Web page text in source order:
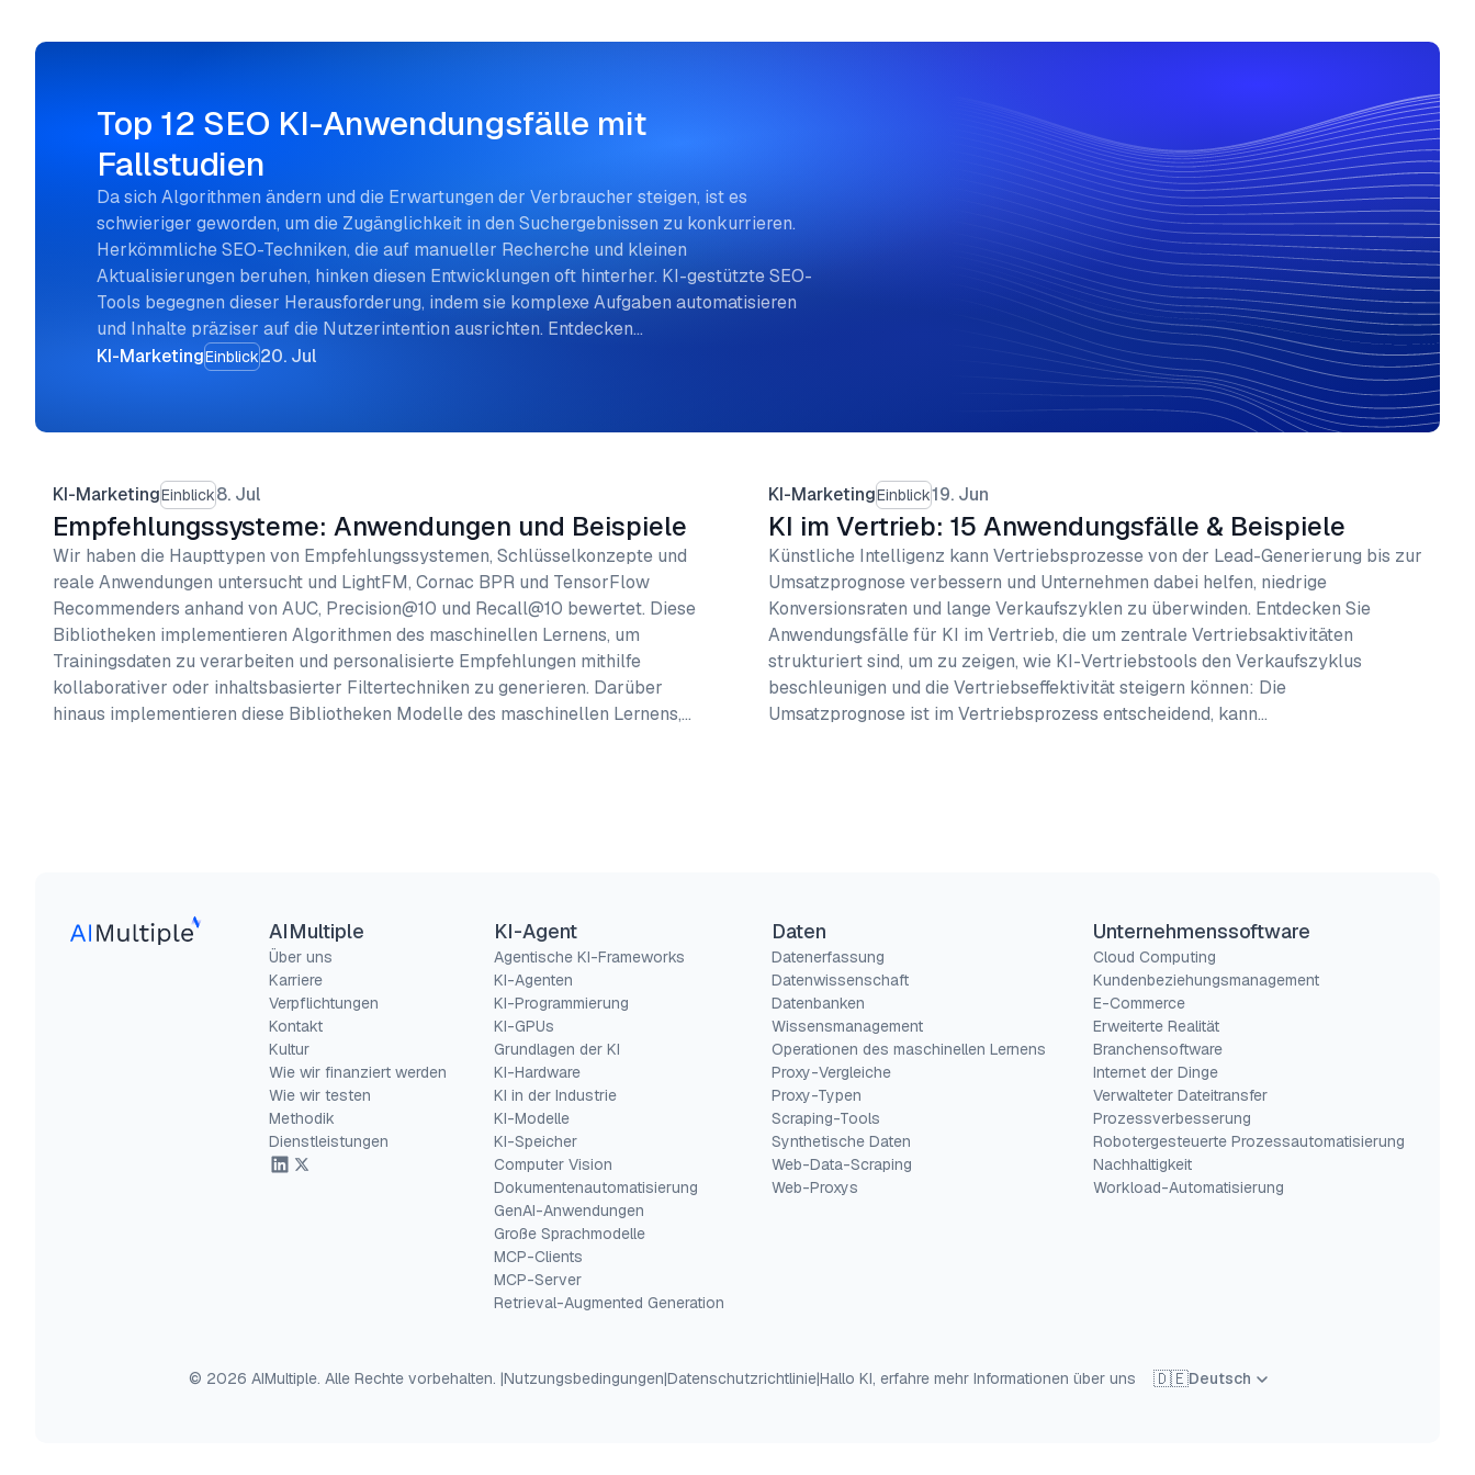
Top 12 SEO KI-Anwendungsfälle mit
Fallstudien
KI-MarketingEinblick20. Jul
Da sich Algorithmen ändern und die Erwartungen der Verbraucher steigen, ist es
schwieriger geworden, um die Zugänglichkeit in den Suchergebnissen zu konkurrieren.
Herkömmliche SEO-Techniken, die auf manueller Recherche und kleinen
Aktualisierungen beruhen, hinken diesen Entwicklungen oft hinterher. KI-gestützte SEO-
Tools begegnen dieser Herausforderung, indem sie komplexe Aufgaben automatisieren
und Inhalte präziser auf die Nutzerintention ausrichten. Entdecken…
KI-MarketingEinblick8. Jul
Empfehlungssysteme: Anwendungen und Beispiele
Wir haben die Haupttypen von Empfehlungssystemen, Schlüsselkonzepte und
reale Anwendungen untersucht und LightFM, Cornac BPR und TensorFlow
Recommenders anhand von AUC, Precision@10 und Recall@10 bewertet. Diese
Bibliotheken implementieren Algorithmen des maschinellen Lernens, um
Trainingsdaten zu verarbeiten und personalisierte Empfehlungen mithilfe
kollaborativer oder inhaltsbasierter Filtertechniken zu generieren. Darüber
hinaus implementieren diese Bibliotheken Modelle des maschinellen Lernens,…
KI-MarketingEinblick19. Jun
KI im Vertrieb: 15 Anwendungsfälle & Beispiele
Künstliche Intelligenz kann Vertriebsprozesse von der Lead-Generierung bis zur
Umsatzprognose verbessern und Unternehmen dabei helfen, niedrige
Konversionsraten und lange Verkaufszyklen zu überwinden. Entdecken Sie
Anwendungsfälle für KI im Vertrieb, die um zentrale Vertriebsaktivitäten
strukturiert sind, um zu zeigen, wie KI-Vertriebstools den Verkaufszyklus
beschleunigen und die Vertriebseffektivität steigern können: Die
Umsatzprognose ist im Vertriebsprozess entscheidend, kann…
AIMultiple
Über uns
Karriere
Verpflichtungen
Kontakt
Kultur
Wie wir finanziert werden
Wie wir testen
Methodik
Dienstleistungen
KI-Agent
Agentische KI-Frameworks
KI-Agenten
KI-Programmierung
KI-GPUs
Grundlagen der KI
KI-Hardware
KI in der Industrie
KI-Modelle
KI-Speicher
Computer Vision
Dokumentenautomatisierung
GenAI-Anwendungen
Große Sprachmodelle
MCP-Clients
MCP-Server
Retrieval-Augmented Generation
Daten
Datenerfassung
Datenwissenschaft
Datenbanken
Wissensmanagement
Operationen des maschinellen Lernens
Proxy-Vergleiche
Proxy-Typen
Scraping-Tools
Synthetische Daten
Web-Data-Scraping
Web-Proxys
Unternehmenssoftware
Cloud Computing
Kundenbeziehungsmanagement
E-Commerce
Erweiterte Realität
Branchensoftware
Internet der Dinge
Verwalteter Dateitransfer
Prozessverbesserung
Robotergesteuerte Prozessautomatisierung
Nachhaltigkeit
Workload-Automatisierung
© 2026 AIMultiple. Alle Rechte vorbehalten. |Nutzungsbedingungen|Datenschutzrichtlinie|Hallo KI, erfahre mehr Informationen über uns 🇩🇪Deutsch